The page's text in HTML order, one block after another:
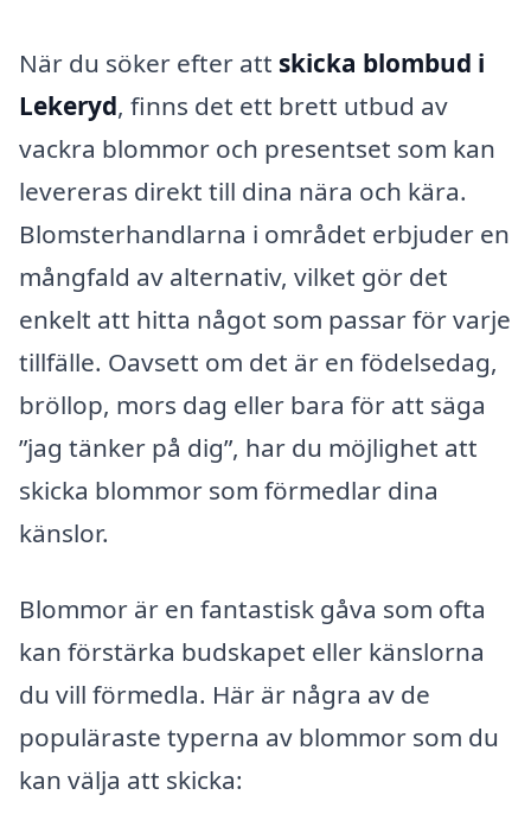
När du söker efter att skicka blombud i
Lekeryd, finns det ett brett utbud av
vackra blommor och presentset som kan
levereras direkt till dina nära och kära.
Blomsterhandlarna i området erbjuder en
mångfald av alternativ, vilket gör det
enkelt att hitta något som passar för varje
tillfälle. Oavsett om det är en födelsedag,
bröllop, mors dag eller bara för att säga
”jag tänker på dig”, har du möjlighet att
skicka blommor som förmedlar dina
känslor.
Blommor är en fantastisk gåva som ofta
kan förstärka budskapet eller känslorna
du vill förmedla. Här är några av de
populäraste typerna av blommor som du
kan välja att skicka: